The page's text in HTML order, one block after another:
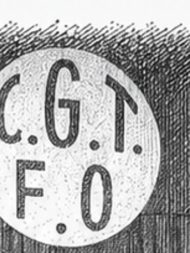
hasard si cette période correspond aussi à de
nombreuses conquêtes sociales majeures. Des
avancées sociales liées à une forte
syndicalisation Du début des années 1900
jusqu’aux années 70-80, plusieu